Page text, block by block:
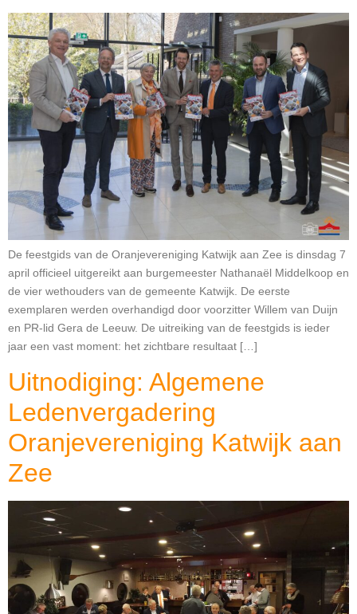
De feestgids van de Oranjevereniging Katwijk aan Zee is dinsdag 7
april officieel uitgereikt aan burgemeester Nathanaël Middelkoop en
de vier wethouders van de gemeente Katwijk. De eerste
exemplaren werden overhandigd door voorzitter Willem van Duijn
en PR-lid Gera de Leeuw. De uitreiking van de feestgids is ieder
jaar een vast moment: het zichtbare resultaat […]
Uitnodiging: Algemene
Ledenvergadering
Oranjevereniging Katwijk aan
Zee